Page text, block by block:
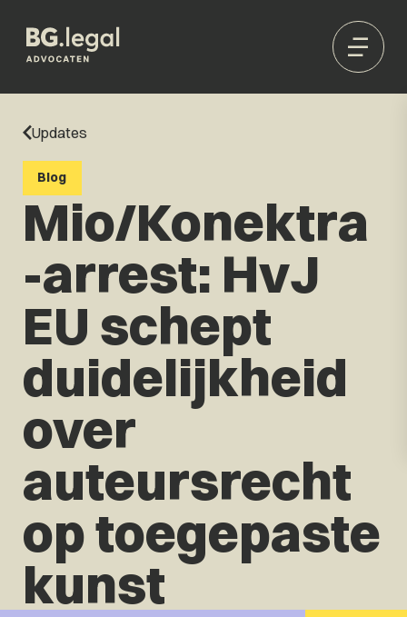
Updates
Blog
Mio/Konektra
-arrest: HvJ
EU schept
duidelijkheid
over
auteursrecht
op toegepaste
kunst